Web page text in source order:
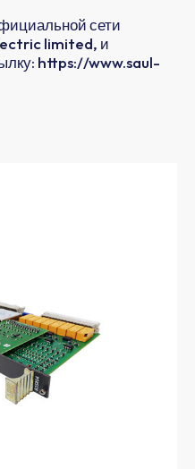
сети
limited, и
https://www.saul-